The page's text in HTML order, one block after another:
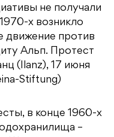
не получали
х возникло
движение против
Альп. Протест
(Ilanz), 17 июня
Stiftung)
в конце 1960-х
–